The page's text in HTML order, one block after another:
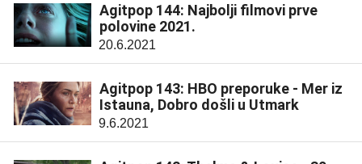
Agitpop 144: Najbolji filmovi prve
polovine 2021.
20.6.2021
Agitpop 143: HBO preporuke - Mer iz
Istauna, Dobro došli u Utmark
9.6.2021